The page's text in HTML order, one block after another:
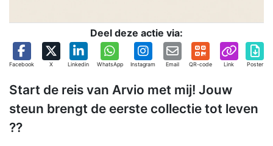
Deel deze actie via:
Facebook X Linkedin WhatsApp Instagram Email QR-code Link Poster
Start de reis van Arvio met mij! Jouw
steun brengt de eerste collectie tot leven
??